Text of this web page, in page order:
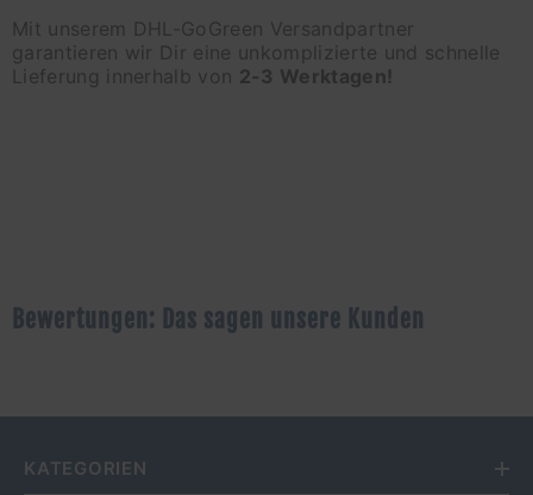
Mit unserem DHL-GoGreen Versandpartner
garantieren wir Dir eine unkomplizierte und schnelle
Lieferung innerhalb von 2-3 Werktagen!
Bewertungen: Das sagen unsere Kunden
KATEGORIEN